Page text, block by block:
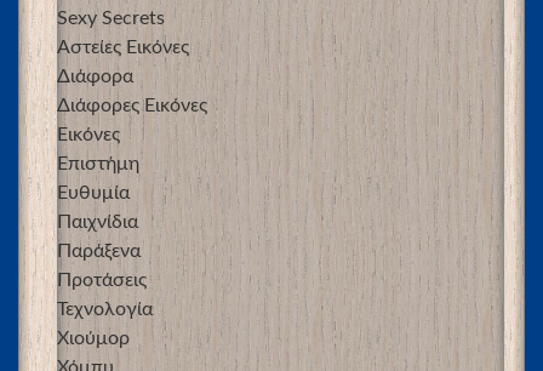
Sexy Secrets
Αστείες Εικόνες
Διάφορα
Διάφορες Εικόνες
Εικόνες
Επιστήμη
Ευθυμία
Παιχνίδια
Παράξενα
Προτάσεις
Τεχνολογία
Χιούμορ
Χόμπυ